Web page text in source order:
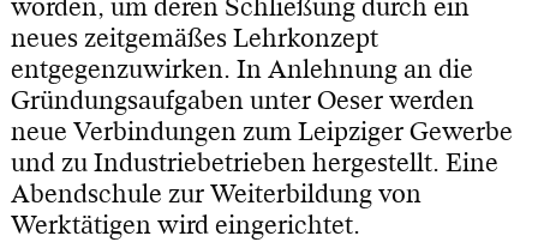
worden, um deren Schließung durch ein
neues zeitgemäßes Lehrkonzept
entgegenzuwirken. In Anlehnung an die
Gründungsaufgaben unter Oeser werden
neue Verbindungen zum Leipziger Gewerbe
und zu Industriebetrieben hergestellt. Eine
Abendschule zur Weiterbildung von
Werktätigen wird eingerichtet.